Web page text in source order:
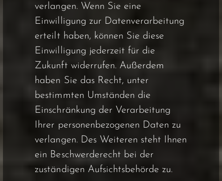
verlangen. Wenn Sie eine
Einwilligung zur Datenverarbeitung
erteilt haben, können Sie diese
Einwilligung jederzeit für die
Zukunft widerrufen. Außerdem
haben Sie das Recht, unter
bestimmten Umständen die
Einschränkung der Verarbeitung
Ihrer personenbezogenen Daten zu
verlangen. Des Weiteren steht Ihnen
ein Beschwerderecht bei der
zuständigen Aufsichtsbehörde zu.